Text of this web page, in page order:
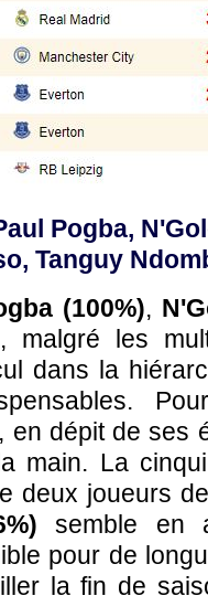
Pogba,
Tanguy
(100%),
, malgré les
dans la
, en dépit de ses
main. La
deux joueurs
semble en
pour de
la fin de